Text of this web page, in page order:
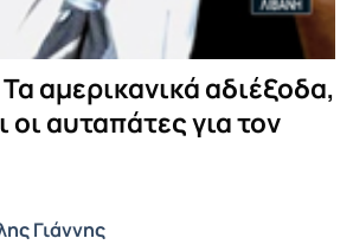
αμερικανικά αδιέξοδα,
οι αυταπάτες για τον
Γιάννης